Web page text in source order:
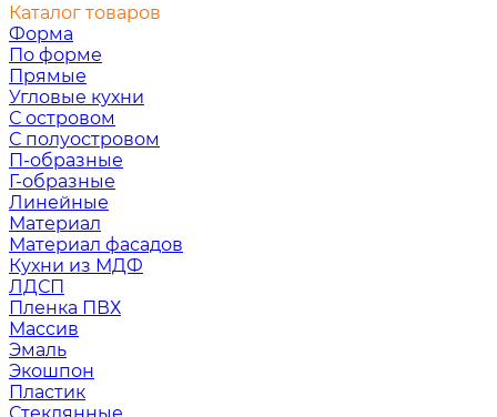
Каталог товаров
Форма
По форме
Прямые
Угловые кухни
С островом
С полуостровом
П-образные
Г-образные
Линейные
Материал
Материал фасадов
Кухни из МДФ
ЛДСП
Пленка ПВХ
Массив
Эмаль
Экошпон
Пластик